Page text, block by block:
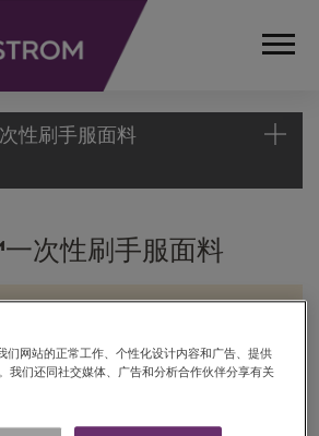
性刷手服面料
次性刷手服面料
们网站的正常工作、个性化设计内容和广告、提供
我们还同社交媒体、广告和分析合作伙伴分享有关